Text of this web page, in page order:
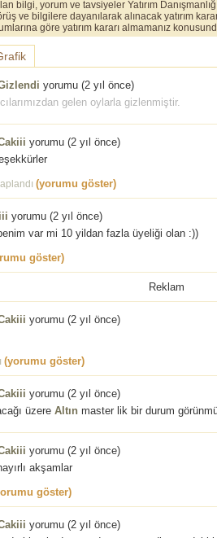
bilgi, yorum ve tavsiyeler Yatırım
ve bilgilere dayanılarak alınacak yatırım
göre yatırım kararı almamanız
yorumu (2 yıl önce)
gelen oylarla gizlenmiştir.
yorumu (2 yıl önce)
(yorumu göster)
yorumu (2 yıl önce)
var mi 10 yildan fazla üyeliği olan :))
göster)
Reklam
yorumu (2 yıl önce)
(yorumu göster)
yorumu (2 yıl önce)
üzere Altın master lik bir durum
yorumu (2 yıl önce)
akşamlar
göster)
yorumu (2 yıl önce)